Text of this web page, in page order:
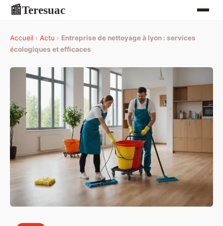
📰Teresuac
Accueil › Actu › Entreprise de nettoyage à lyon : services
écologiques et efficaces